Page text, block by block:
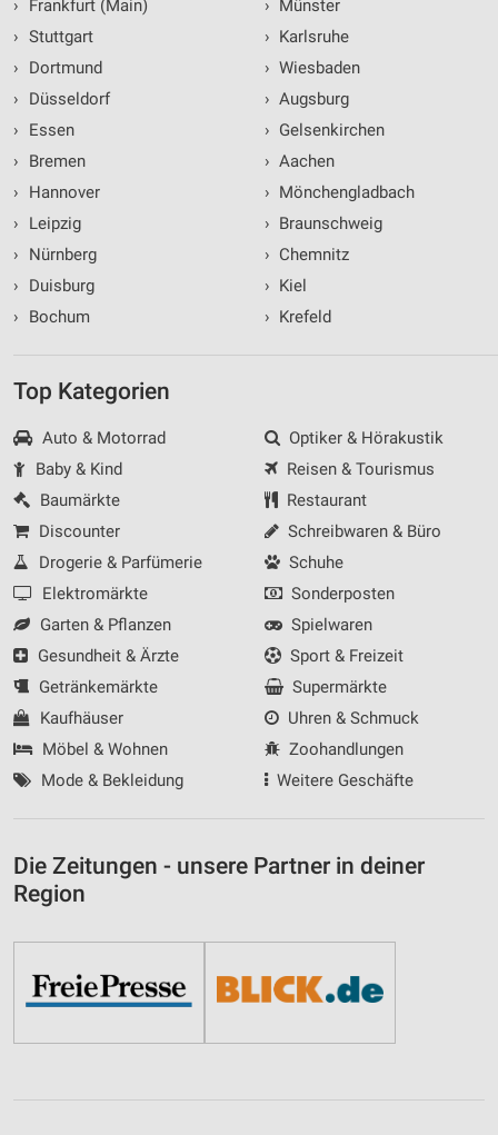
›
Frankfurt (Main)
› Stuttgart
›
Dortmund
›
Düsseldorf
›
Essen
›
Bremen
›
Hannover
›
Leipzig
›
Nürnberg
›
Duisburg
›
Bochum
› Münster
› Karlsruhe
› Wiesbaden
› Augsburg
› Gelsenkirchen
› Aachen
› Mönchengladbach
› Braunschweig
› Chemnitz
› Kiel
› Krefeld
Top Kategorien
Auto & Motorrad
Baby & Kind
Baumärkte
Discounter
Drogerie & Parfümerie
Elektromärkte
Garten & Pflanzen
Gesundheit & Ärzte
Getränkemärkte
Kaufhäuser
Möbel & Wohnen
Mode & Bekleidung
Optiker & Hörakustik
Reisen & Tourismus
Restaurant
Schreibwaren & Büro
Schuhe
Sonderposten
Spielwaren
Sport & Freizeit
Supermärkte
Uhren & Schmuck
Zoohandlungen
Weitere Geschäfte
Die Zeitungen - unsere Partner in deiner
Region